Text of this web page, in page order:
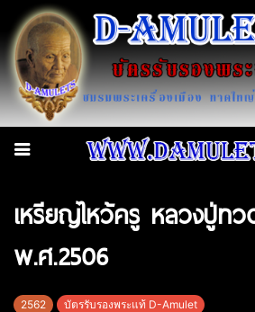
เหรียญไหว้ครู หลวงปู่ทว
พ.ศ.2506
2562 บัตรรับรองพระแท้ D-Amulet